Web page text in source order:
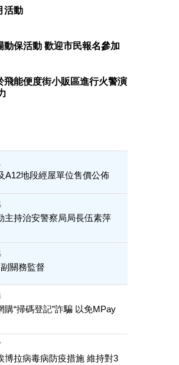
活動
動保活動 歡迎市民報名參加
飛能便度街小販區進行火警演
A12地段經屋單位售價公佈
主持治安警察局局長伍素萍
關務監督
購“掃碼登記”詐騙 以免MPay
博拉病毒病防疫措施 維持對3